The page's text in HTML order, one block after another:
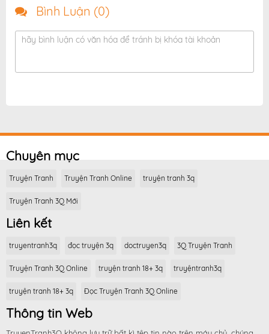
Bình Luận (0)
hãy bình luận có văn hóa để tránh bị khóa tài khoản
Chuyên mục
Truyện Tranh Truyện Tranh Online truyện tranh 3q
Truyện Tranh 3Q Mới
Liên kết
truyentranh3q đọc truyện 3q doctruyen3q 3Q Truyện Tranh
Truyện Tranh 3Q Online truyện tranh 18+ 3q truyệntranh3q
truyện tranh 18+ 3q Đọc Truyện Tranh 3Q Online
Thông tin Web